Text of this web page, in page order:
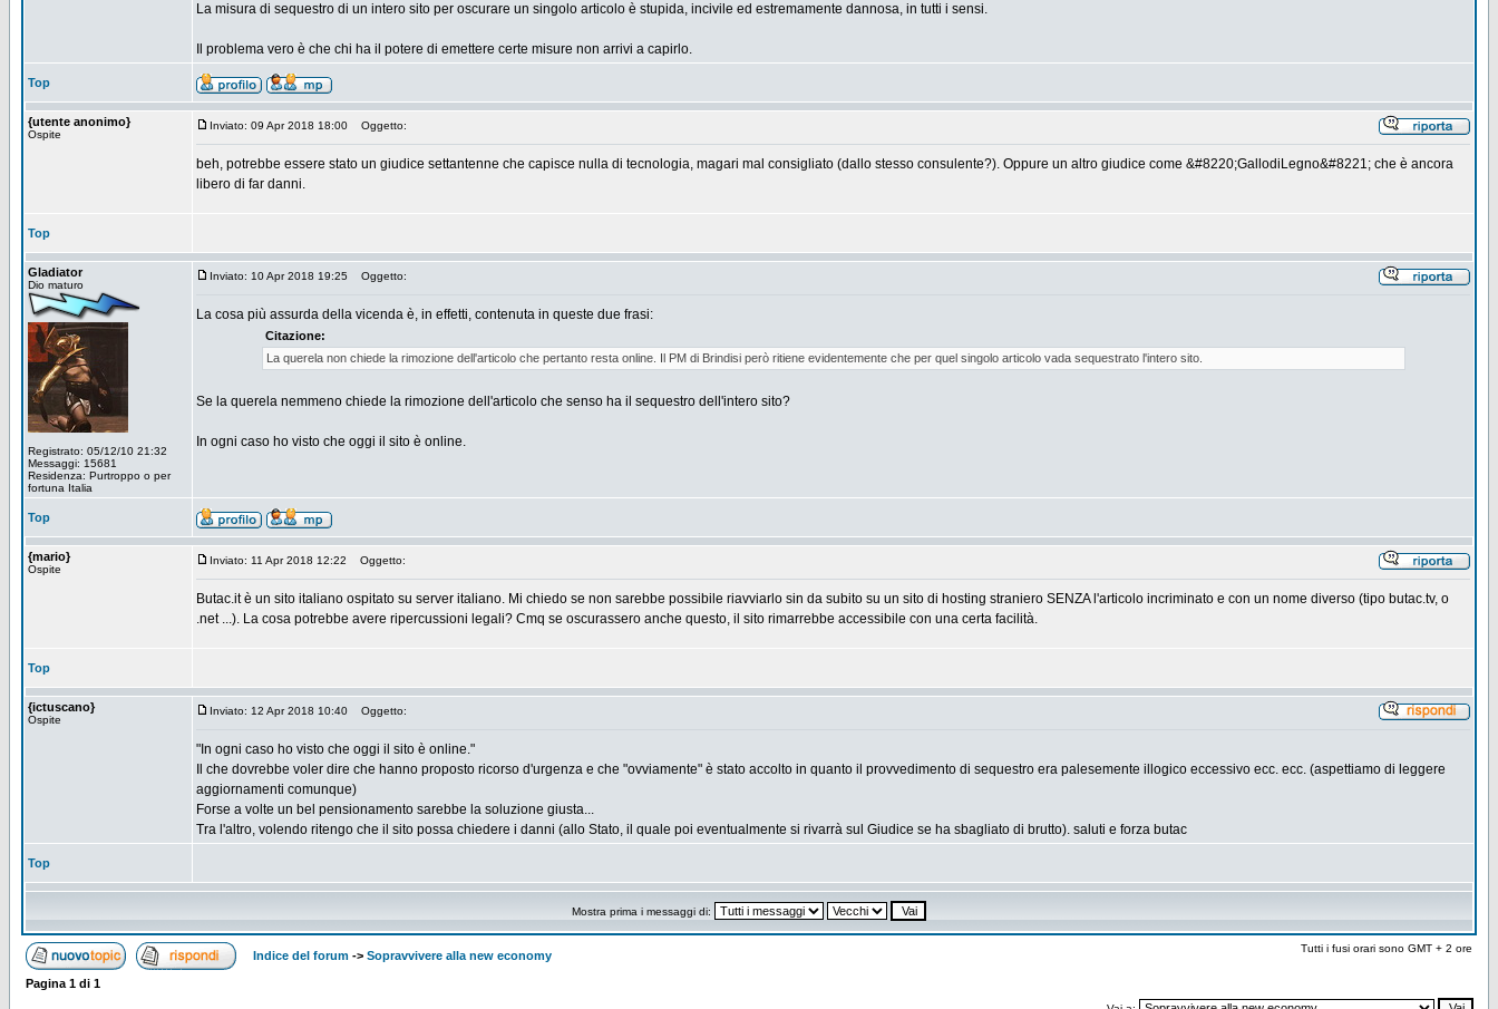
La misura di sequestro di un intero sito per oscurare un singolo articolo è stupida, incivile ed estremamente dannosa, in tutti i sensi.
Il problema vero è che chi ha il potere di emettere certe misure non arrivi a capirlo.
Top
{utente anonimo}
Ospite
Inviato: 09 Apr 2018 18:00 Oggetto:
beh, potrebbe essere stato un giudice settantenne che capisce nulla di tecnologia, magari mal consigliato (dallo stesso consulente?). Oppure un altro giudice come &#8220;GallodiLegno&#8221; che è ancora
libero di far danni.
Top
Gladiator
Dio maturo
Registrato: 05/12/10 21:32
Messaggi: 15681
Residenza: Purtroppo o per
fortuna Italia
Inviato: 10 Apr 2018 19:25 Oggetto:
La cosa più assurda della vicenda è, in effetti, contenuta in queste due frasi:
Citazione:
La querela non chiede la rimozione dell'articolo che pertanto resta online. Il PM di Brindisi però ritiene evidentemente che per quel singolo articolo vada sequestrato l'intero sito.
Se la querela nemmeno chiede la rimozione dell'articolo che senso ha il sequestro dell'intero sito?
In ogni caso ho visto che oggi il sito è online.
Top
{mario}
Ospite
Inviato: 11 Apr 2018 12:22 Oggetto:
Butac.it è un sito italiano ospitato su server italiano. Mi chiedo se non sarebbe possibile riavviarlo sin da subito su un sito di hosting straniero SENZA l'articolo incriminato e con un nome diverso (tipo butac.tv, o
.net ...). La cosa potrebbe avere ripercussioni legali? Cmq se oscurassero anche questo, il sito rimarrebbe accessibile con una certa facilità.
Top
{ictuscano}
Ospite
Inviato: 12 Apr 2018 10:40 Oggetto:
"In ogni caso ho visto che oggi il sito è online."
Il che dovrebbe voler dire che hanno proposto ricorso d'urgenza e che "ovviamente" è stato accolto in quanto il provvedimento di sequestro era palesemente illogico eccessivo ecc. ecc. (aspettiamo di leggere
aggiornamenti comunque)
Forse a volte un bel pensionamento sarebbe la soluzione giusta...
Tra l'altro, volendo ritengo che il sito possa chiedere i danni (allo Stato, il quale poi eventualmente si rivarrà sul Giudice se ha sbagliato di brutto). saluti e forza butac
Top
Mostra prima i messaggi di:
Indice del forum -> Sopravvivere alla new economy
Tutti i fusi orari sono GMT + 2 ore
Pagina 1 di 1